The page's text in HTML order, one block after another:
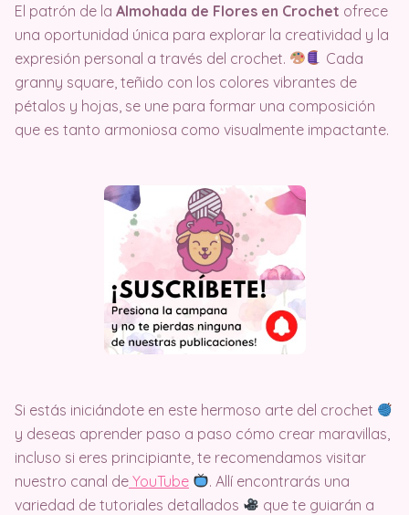
El patrón de la Almohada de Flores en Crochet ofrece
una oportunidad única para explorar la creatividad y la
expresión personal a través del crochet.
Cada
granny square, teñido con los colores vibrantes de
pétalos y hojas, se une para formar una composición
que es tanto armoniosa como visualmente impactante.
Si estás iniciándote en este hermoso arte del crochet
y deseas aprender paso a paso cómo crear maravillas,
incluso si eres principiante, te recomendamos visitar
nuestro canal de YouTube
. Allí encontrarás una
variedad de tutoriales detallados
que te guiarán a